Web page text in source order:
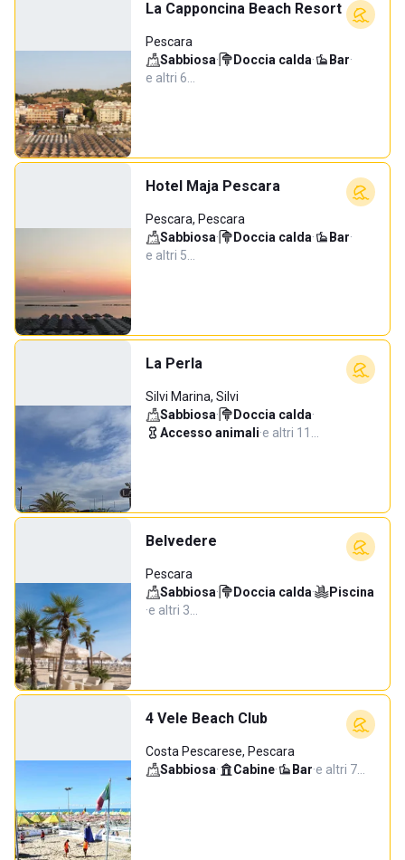
La Capponcina Beach Resort
Pescara
Sabbiosa· Doccia calda· Bar·
e altri 6…
Hotel Maja Pescara
Pescara, Pescara
Sabbiosa· Doccia calda· Bar·
e altri 5…
La Perla
Silvi Marina, Silvi
Sabbiosa· Doccia calda·
Accesso animali·e altri 11…
Belvedere
Pescara
Sabbiosa· Doccia calda·
Piscina
·e altri 3…
4 Vele Beach Club
Costa Pescarese, Pescara
Sabbiosa· Cabine· Bar·e altri 7…